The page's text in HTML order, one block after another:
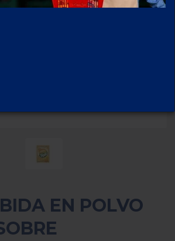
EN POLVO